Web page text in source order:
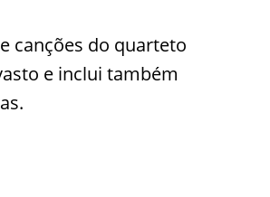
canções do quarteto
e inclui também